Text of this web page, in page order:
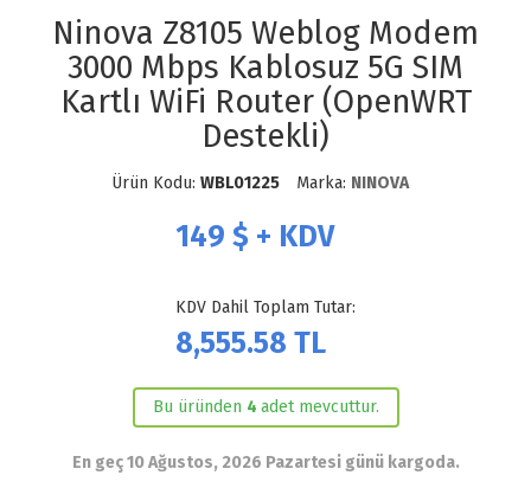
Ninova Z8105 Weblog Modem
3000 Mbps Kablosuz 5G SIM
Kartlı WiFi Router (OpenWRT
Destekli)
Ürün Kodu: WBL01225 Marka: NINOVA
149 $ + KDV
KDV Dahil Toplam Tutar:
8,555.58 TL
Bu üründen 4 adet mevcuttur.
En geç 10 Ağustos, 2026 Pazartesi günü kargoda.